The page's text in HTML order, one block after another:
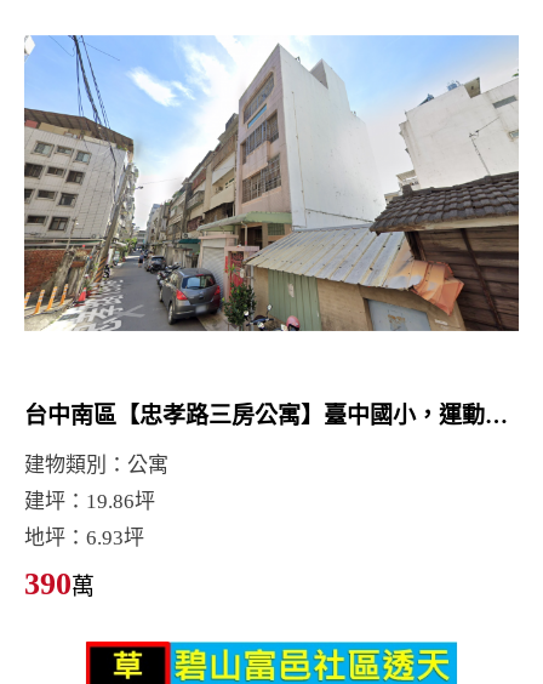
台中南區【忠孝路三房公寓】臺中國小，運動中心，忠孝夜市
建物類別：公寓
建坪：19.86坪
地坪：6.93坪
390萬